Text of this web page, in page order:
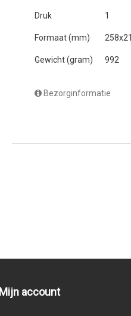
Druk 1
Formaat (mm)
Gewicht (gram) 992
Bezorginformatie
Mijn account